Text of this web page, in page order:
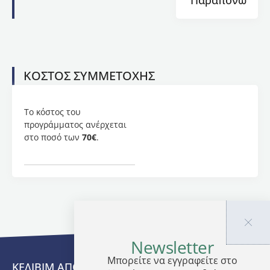
Γ.
Σλαβικών
Σπούδασε
θεολογία
και
ΚΟΣΤΟΣ ΣΥΜΜΕΤΟΧΗΣ
Το κόστος του
προγράμματος ανέρχεται
στο ποσό των 70€.
Newsletter
Μπορείτε να εγγραφείτε στο